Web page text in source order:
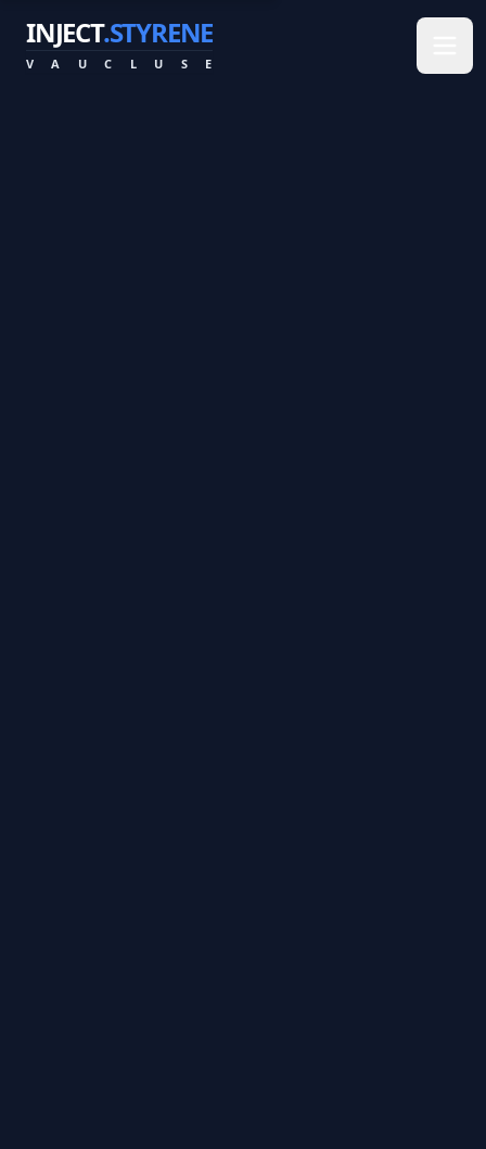
INJECT.STYRENE
V A U C L U S E